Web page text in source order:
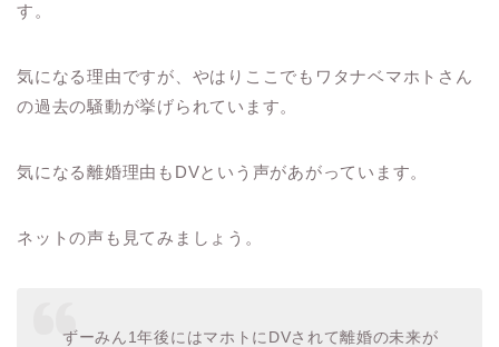
す。
気になる理由ですが、やはりここでもワタナベマホトさん
の過去の騒動が挙げられています。
気になる離婚理由もDVという声があがっています。
ネットの声も見てみましょう。
ずーみん1年後にはマホトにDVされて離婚の未来が